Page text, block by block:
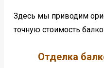
Здесь мы приводим
точную стоимость
Отделка